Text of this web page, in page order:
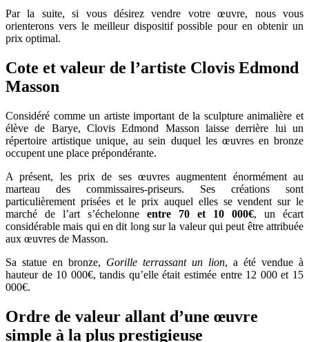
Par la suite, si vous désirez vendre votre œuvre, nous vous
orienterons vers le meilleur dispositif possible pour en obtenir un
prix optimal.
Cote et valeur de l’artiste Clovis Edmond
Masson
Considéré comme un artiste important de la sculpture animalière et
élève de Barye, Clovis Edmond Masson laisse derrière lui un
répertoire artistique unique, au sein duquel les œuvres en bronze
occupent une place prépondérante.
A présent, les prix de ses œuvres augmentent énormément au
marteau des commissaires-priseurs. Ses créations sont
particulièrement prisées et le prix auquel elles se vendent sur le
marché de l’art s’échelonne entre 70 et 10 000€, un écart
considérable mais qui en dit long sur la valeur qui peut être attribuée
aux œuvres de Masson.
Sa statue en bronze, Gorille terrassant un lion, a été vendue à
hauteur de 10 000€, tandis qu’elle était estimée entre 12 000 et 15
000€.
Ordre de valeur allant d’une œuvre
simple à la plus prestigieuse